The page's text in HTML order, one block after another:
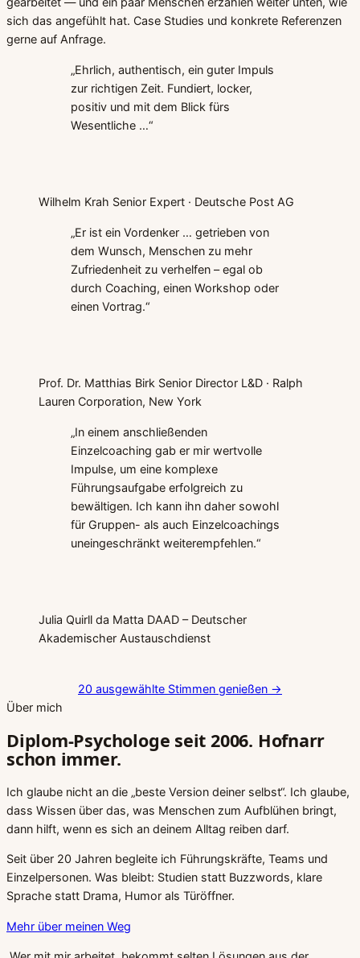
sich das angefühlt hat. Case Studies und konkrete Referenzen
gerne auf Anfrage.
„Ehrlich, authentisch, ein guter Impuls
zur richtigen Zeit. Fundiert, locker,
positiv und mit dem Blick fürs
Wesentliche …“
Wilhelm Krah Senior Expert · Deutsche Post AG
„Er ist ein Vordenker … getrieben von
dem Wunsch, Menschen zu mehr
Zufriedenheit zu verhelfen – egal ob
durch Coaching, einen Workshop oder
einen Vortrag.“
Prof. Dr. Matthias Birk Senior Director L&D · Ralph
Lauren Corporation, New York
„In einem anschließenden
Einzelcoaching gab er mir wertvolle
Impulse, um eine komplexe
Führungsaufgabe erfolgreich zu
bewältigen. Ich kann ihn daher sowohl
für Gruppen- als auch Einzelcoachings
uneingeschränkt weiterempfehlen.“
Julia Quirll da Matta DAAD – Deutscher
Akademischer Austauschdienst
20 ausgewählte Stimmen genießen →
Über mich
Diplom-Psychologe seit 2006. Hofnarr
schon immer.
Ich glaube nicht an die „beste Version deiner selbst“. Ich glaube,
dass Wissen über das, was Menschen zum Aufblühen bringt,
dann hilft, wenn es sich an deinem Alltag reiben darf.
Seit über 20 Jahren begleite ich Führungskräfte, Teams und
Einzelpersonen. Was bleibt: Studien statt Buzzwords, klare
Sprache statt Drama, Humor als Türöffner.
Mehr über meinen Weg